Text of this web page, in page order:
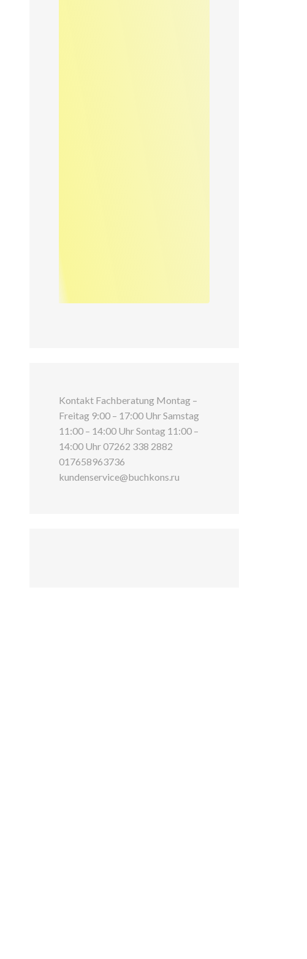
Kontakt Fachberatung Montag –
Freitag 9:00 – 17:00 Uhr Samstag
11:00 – 14:00 Uhr Sontag 11:00 –
14:00 Uhr 07262 338 2882
017658963736
kundenservice@buchkons.ru